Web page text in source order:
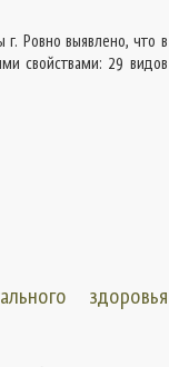
г. Ровно выявлено, что в
свойствами: 29 видов
здоровья